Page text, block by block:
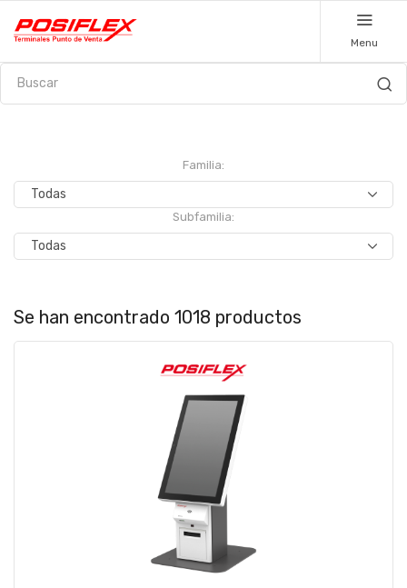
Menu
Familia:
Subfamilia:
Se han encontrado 1018 productos